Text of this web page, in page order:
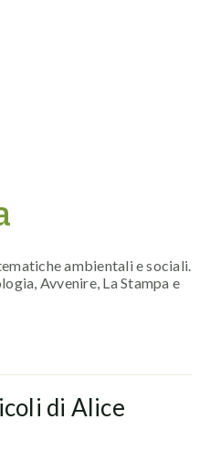
ambientali e sociali.
Avvenire, La Stampa e
di Alice